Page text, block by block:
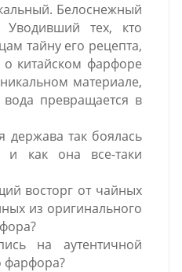
Белоснежный
Уводивший тех, кто
тайну его рецепта,
китайском фарфоре
материале,
превращается в
держава так боялась
и как она все-таки
восторг от чайных
из оригинального
на аутентичной
фарфора?